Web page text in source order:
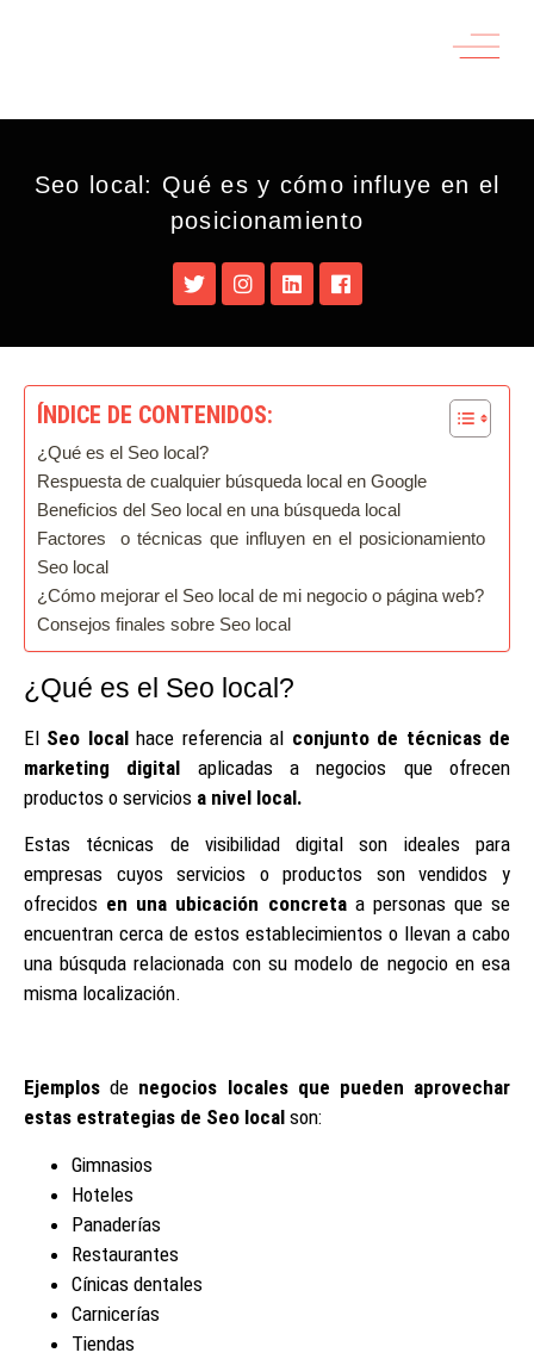
Seo local: Qué es y cómo influye en el
posicionamiento
ÍNDICE DE CONTENIDOS:
¿Qué es el Seo local?
Respuesta de cualquier búsqueda local en Google
Beneficios del Seo local en una búsqueda local
Factores o técnicas que influyen en el posicionamiento
Seo local
¿Cómo mejorar el Seo local de mi negocio o página web?
Consejos finales sobre Seo local
¿Qué es el Seo local?
El Seo localhace referencia al conjunto de técnicas de
marketing digital aplicadas a negocios que ofrecen
productos o servicios a nivel local.
Estas técnicas de visibilidad digital son ideales para
empresas cuyos servicios o productos son vendidos y
ofrecidos en una ubicación concretaa personas que se
encuentran cerca de estos establecimientos o llevan a cabo
una búsquda relacionada con su modelo de negocio en esa
misma localización.
Ejemplos de negocios locales que pueden aprovechar
estas estrategias de Seo local son:
Gimnasios
Hoteles
Panaderías
Restaurantes
Cínicas dentales
Carnicerías
Tiendas